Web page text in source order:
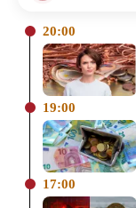
20:00
19:00
17:00